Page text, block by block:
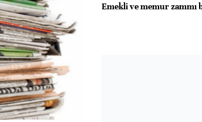
Emekli ve memur zammı